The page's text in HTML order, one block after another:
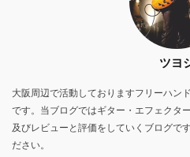
ツヨ
大阪周辺で活動しておりますフリーハン
です。当ブログではギター・エフェクタ
及びレビューと評価をしていくブログで
ださい。